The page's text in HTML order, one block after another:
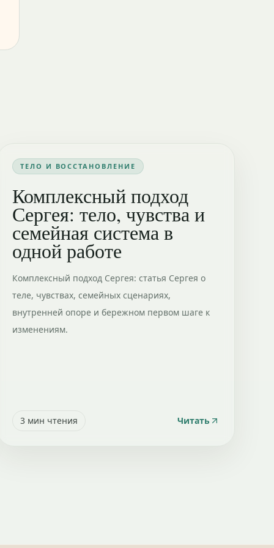
ТЕЛО И ВОССТАНОВЛЕНИЕ
Комплексный подход
Сергея: тело, чувства и
семейная система в
одной работе
Комплексный подход Сергея: статья Сергея о
теле, чувствах, семейных сценариях,
внутренней опоре и бережном первом шаге к
изменениям.
3мин чтения Читать